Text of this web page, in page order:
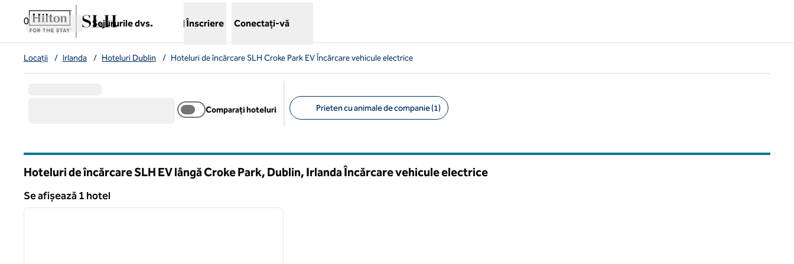
0
Sejururile dvs. Înscriere Conectați-vă
Locații / Irlanda / Hoteluri Dublin / Hoteluri de încărcare SLH Croke Park EV Încărcare vehicule electrice
Comparați hoteluri Prieten cu animale de companie (1)
Hoteluri de încărcare SLH EV lângă Croke Park, Dublin, Irlanda Încărcare vehicule electrice
Se afișează 1 hotel
Se afișează 1 hotel
1 din 11
imaginea următoare